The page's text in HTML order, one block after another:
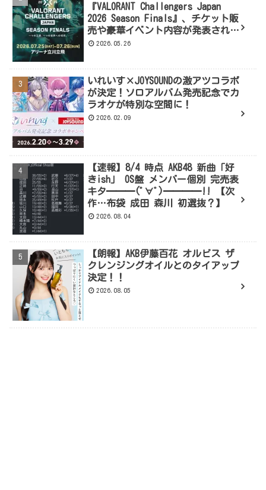
『VALORANT Challengers Japan
2026 Season Finals』、チケット販
売や豪華イベント内容が発表された
よ！2026.05.26
いれいす×JOYSOUNDの激アツコラボ
が決定！ソロアルバム発売記念でカ
ラオケが特別な空間に！
2026.02.09
【速報】8/4 時点 AKB48 新曲「好
きish」 OS盤 メンバー個別 完売表
キタ━━━(ﾟ∀ﾟ)━━━━!! 【次
作…布袋 成田 森川 初選抜？】
2026.08.04
【朗報】AKB伊藤百花 オルビス ザ
クレンジングオイルとのタイアップ
決定！！
2026.08.05